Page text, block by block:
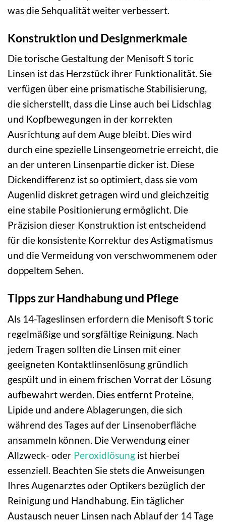
was die Sehqualität weiter verbessert.
Konstruktion und Designmerkmale
Die torische Gestaltung der Menisoft S toric
Linsen ist das Herzstück ihrer Funktionalität. Sie
verfügen über eine prismatische Stabilisierung,
die sicherstellt, dass die Linse auch bei Lidschlag
und Kopfbewegungen in der korrekten
Ausrichtung auf dem Auge bleibt. Dies wird
durch eine spezielle Linsengeometrie erreicht, die
an der unteren Linsenpartie dicker ist. Diese
Dickendifferenz ist so optimiert, dass sie vom
Augenlid diskret getragen wird und gleichzeitig
eine stabile Positionierung ermöglicht. Die
Präzision dieser Konstruktion ist entscheidend
für die konsistente Korrektur des Astigmatismus
und die Vermeidung von verschwommenem oder
doppeltem Sehen.
Tipps zur Handhabung und Pflege
Als 14-Tageslinsen erfordern die Menisoft S toric
regelmäßige und sorgfältige Reinigung. Nach
jedem Tragen sollten die Linsen mit einer
geeigneten Kontaktlinsenlösung gründlich
gespült und in einem frischen Vorrat der Lösung
aufbewahrt werden. Dies entfernt Proteine,
Lipide und andere Ablagerungen, die sich
während des Tages auf der Linsenoberfläche
ansammeln können. Die Verwendung einer
Allzweck- oder Peroxidlösung ist hierbei
essenziell. Beachten Sie stets die Anweisungen
Ihres Augenarztes oder Optikers bezüglich der
Reinigung und Handhabung. Ein täglicher
Austausch neuer Linsen nach Ablauf der 14 Tage